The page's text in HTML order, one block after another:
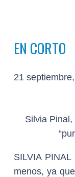
EN CORTO
21
Silvia Pinal,
SILVIA PINAL
menos, ya